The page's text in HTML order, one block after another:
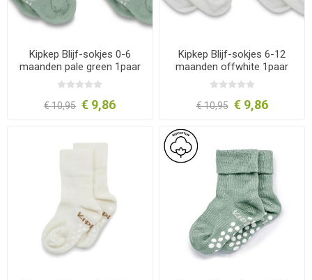
Kipkep Blijf-sokjes 0-6
maanden pale green 1paar
€ 10,95 € 9,86
Kipkep Blijf-sokjes 6-12
maanden offwhite 1paar
€ 10,95 € 9,86